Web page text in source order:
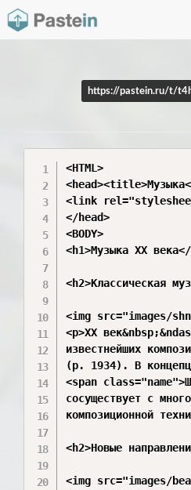
https://pastein.ru/t/
<HTML>
<link
</head>
<BODY>
<h1>Музыка XX
<h2>Классическая
<img src="images/
<p>XX
известнейших
(р. 1934). В
<span
сосуществует с
композиционной
<h2>Новые
<img src="images/